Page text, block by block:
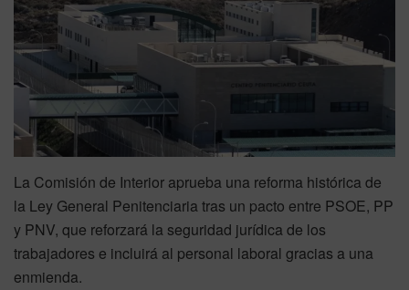
La Comisión de Interior aprueba una reforma histórica de
la Ley General Penitenciaria tras un pacto entre PSOE, PP
y PNV, que reforzará la seguridad jurídica de los
trabajadores e incluirá al personal laboral gracias a una
enmienda.